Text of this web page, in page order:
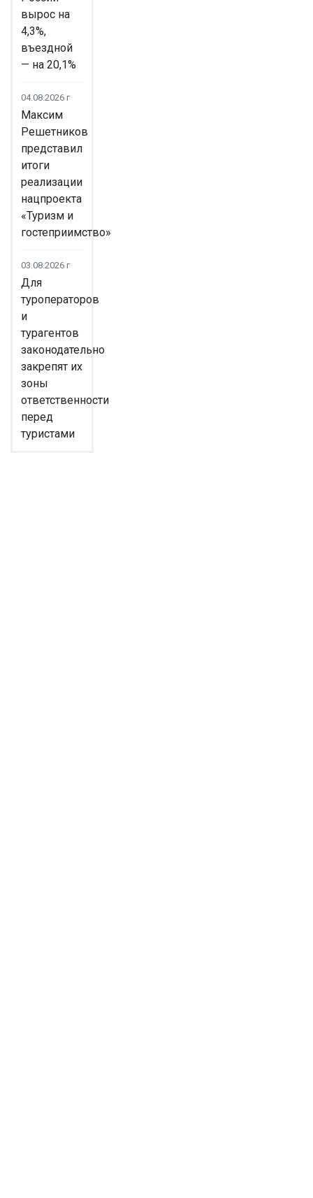
вырос на
4,3%,
въездной
— на 20,1%
04.08.2026 г
Максим
Решетников
представил
итоги
реализации
нацпроекта
«Туризм и
гостеприимство»
03.08.2026 г
Для
туроператоров
и
турагентов
законодательно
закрепят их
зоны
ответственности
перед
туристами